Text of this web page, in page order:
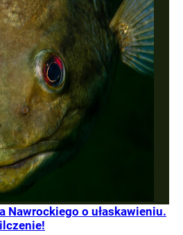
Nawrockiego o ułaskawieniu.